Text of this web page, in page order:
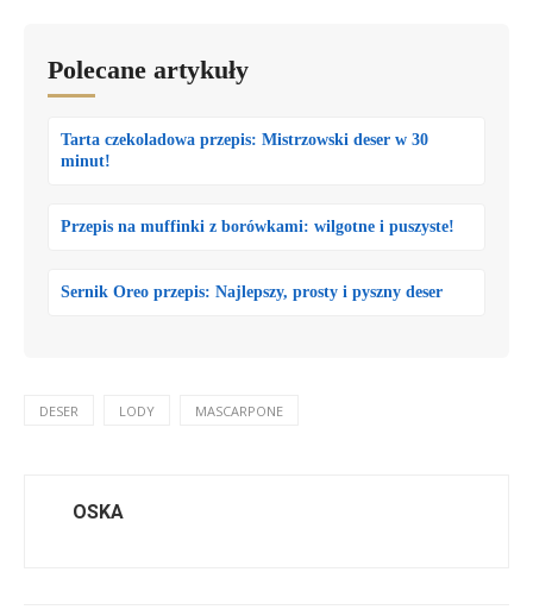
Polecane artykuły
Tarta czekoladowa przepis: Mistrzowski deser w 30
minut!
Przepis na muffinki z borówkami: wilgotne i puszyste!
Sernik Oreo przepis: Najlepszy, prosty i pyszny deser
DESER LODY MASCARPONE
OSKA